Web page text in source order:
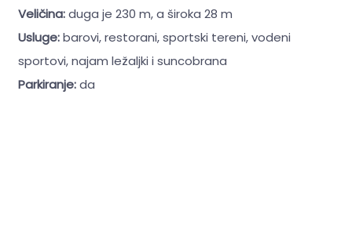
Veličina:duga je 230 m, a široka 28 m
Usluge:barovi, restorani, sportski tereni, vodeni
sportovi, najam ležaljki i suncobrana
Parkiranje:da